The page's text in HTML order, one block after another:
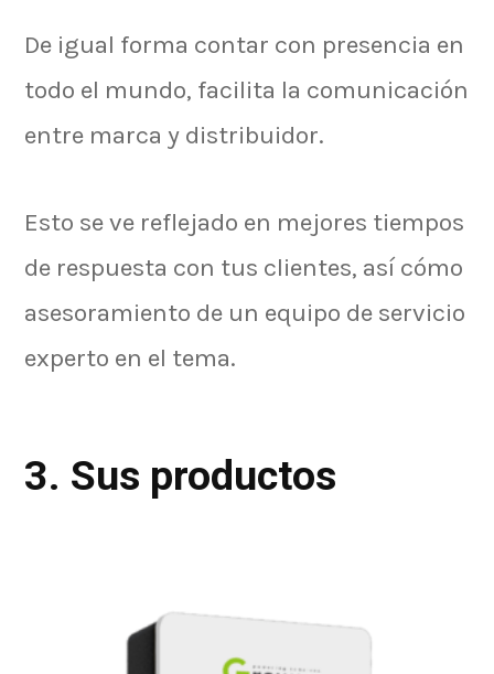
De igual forma contar con presencia en
todo el mundo, facilita la comunicación
entre marca y distribuidor.
Esto se ve reflejado en mejores tiempos
de respuesta con tus clientes, así cómo
asesoramiento de un equipo de servicio
experto en el tema.
3. Sus productos